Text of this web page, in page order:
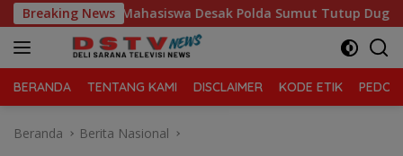
Langsung
ke
konten
Breaking News
Mahasiswa Desak Polda Sumut Tutup Dugaan Lokasi
BERANDA TENTANG KAMI DISCLAIMER KODE ETIK
Beranda Berita Nasional